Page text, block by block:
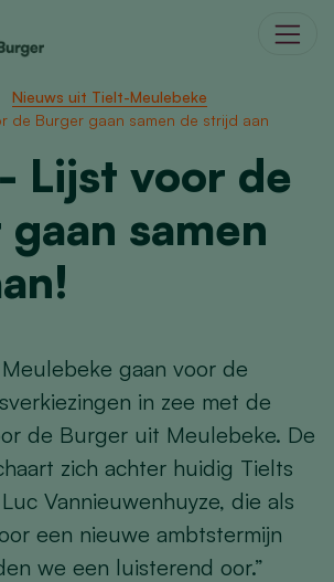
Nieuws uit Tielt-Meulebeke
de Burger gaan samen de strijd aan
Lijst voor de
samen
gaan voor de
in zee met de
de Burger uit Meulebeke. De
zich achter huidig Tielts
Vannieuwenhuyze, die als
een nieuwe ambtstermijn
we een luisterend oor.”